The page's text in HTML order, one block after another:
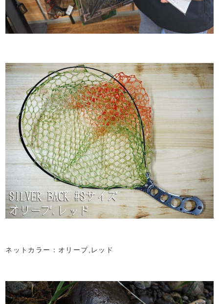
ネットカラー：オリーブ,レッド